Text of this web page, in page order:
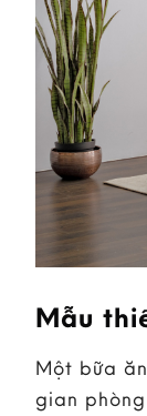
Mẫu
Một bữa
gian